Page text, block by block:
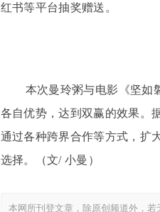
红书等平台抽奖赠送。
本次曼玲粥与电影《坚如
各自优势，达到双赢的效果。
通过各种跨界合作等方式，扩
选择。（文/ 小曼）
本网所刊登文章，除原创频道外，